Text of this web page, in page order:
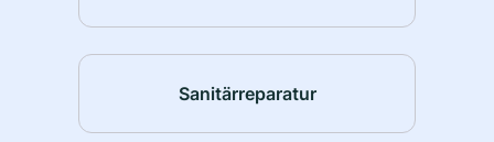
Sanitärreparatur